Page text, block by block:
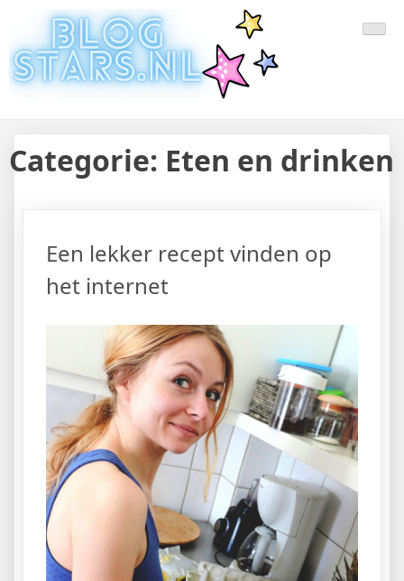
Doorgaan
inhoud
Laatste Nieuws Uit De Media
Van Nederland En Buitenland
Blogger Nieuws, Tips, Trends en Aanbiedingen
Categorie: Eten en drinken
Een lekker recept vinden op
het internet